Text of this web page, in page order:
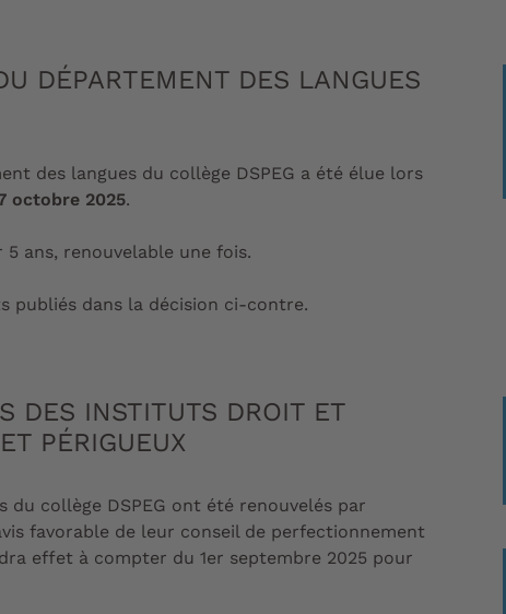
DÉPARTEMENT DES LANGUES
des langues du collège DSPEG a été élue lors
octobre 2025.
ans, renouvelable une fois.
publiés dans la décision ci-contre.
DES INSTITUTS DROIT ET
PÉRIGUEUX
collège DSPEG ont été renouvelés par
favorable de leur conseil de perfectionnement
effet à compter du 1er septembre 2025 pour